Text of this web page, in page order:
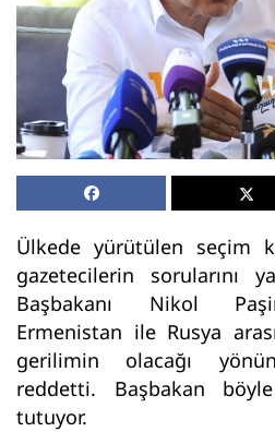
Ülkede yürütülen seçim
gazetecilerin sorularını
Başbakanı Nikol
Ermenistan ile Rusya
gerilimin olacağı
reddetti. Başbakan
tutuyor.